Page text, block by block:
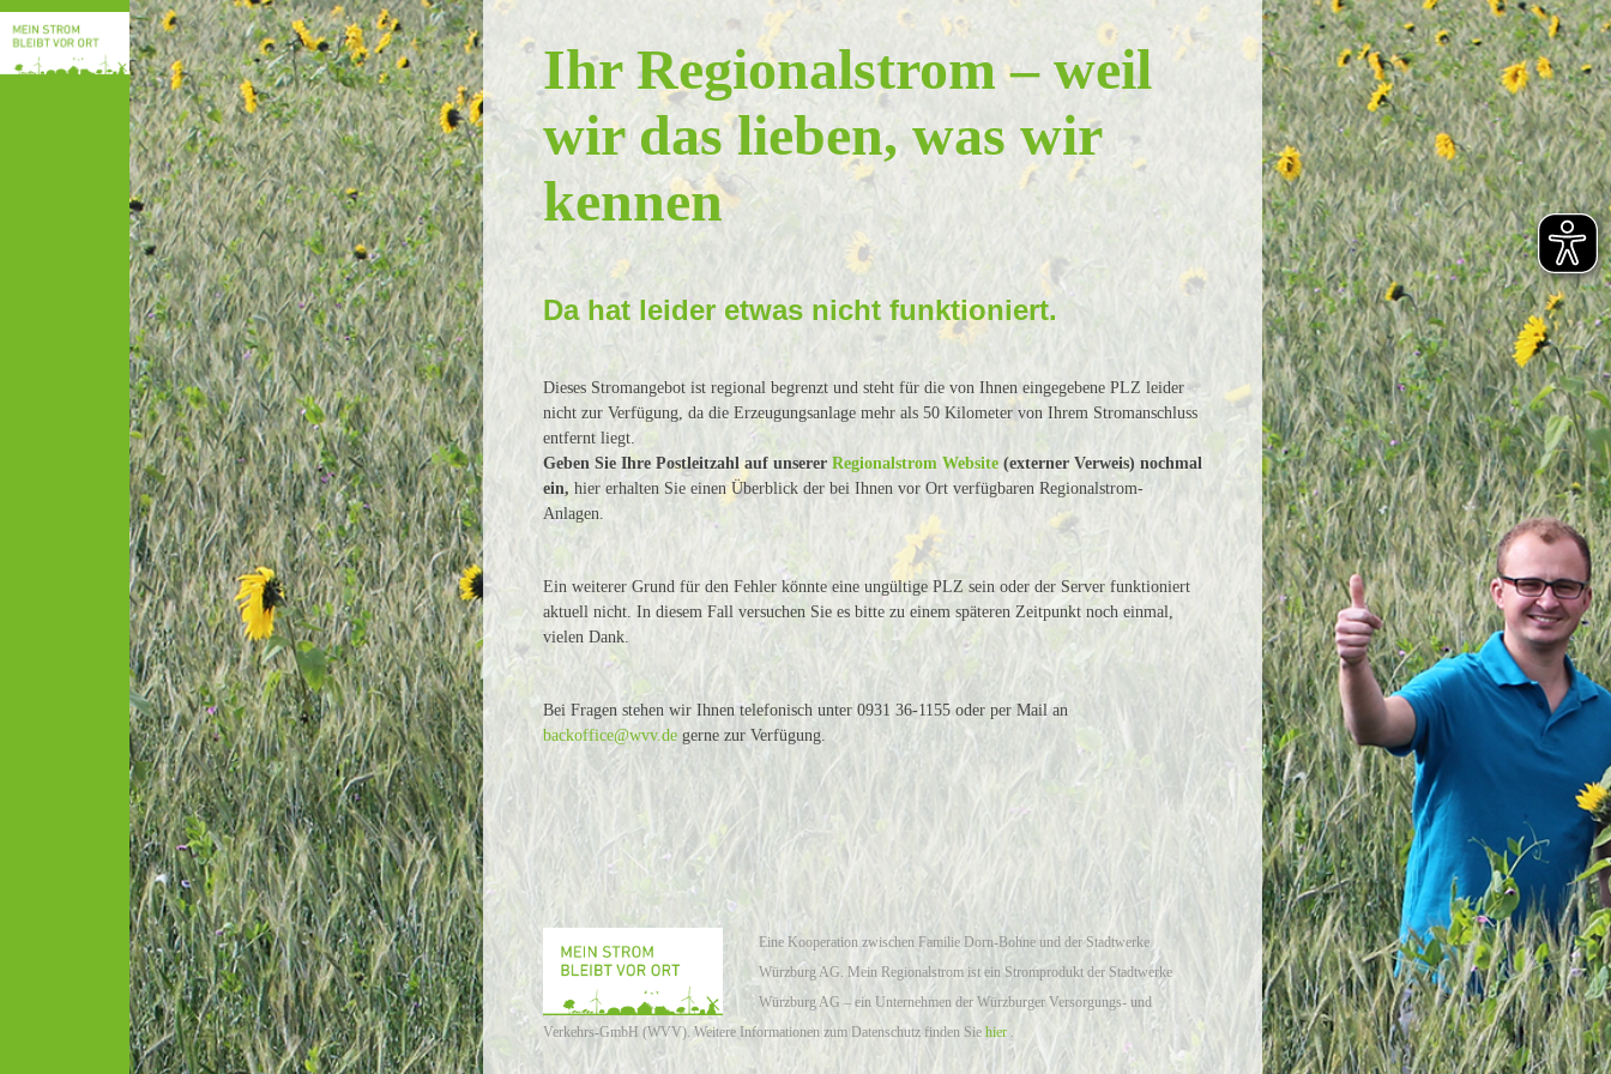
Ihr Regionalstrom – weil
wir das lieben, was wir
kennen
Da hat leider etwas nicht funktioniert.
Dieses Stromangebot ist regional begrenzt und steht für die von Ihnen eingegebene PLZ leider
nicht zur Verfügung, da die Erzeugungsanlage mehr als 50 Kilometer von Ihrem Stromanschluss
entfernt liegt.
Geben Sie Ihre Postleitzahl auf unsererRegionalstrom Website (externer Verweis) nochmal
ein, hier erhalten Sie einen Überblick der bei Ihnen vor Ort verfügbaren Regionalstrom-
Anlagen.
Ein weiterer Grund für den Fehler könnte eine ungültige PLZ sein oder der Server funktioniert
aktuell nicht. In diesem Fall versuchen Sie es bitte zu einem späteren Zeitpunkt noch einmal,
vielen Dank.
Bei Fragen stehen wir Ihnen telefonisch unter 0931 36-1155 oder per Mail an
backoffice@wvv.de gerne zur Verfügung.
Eine Kooperation zwischen Familie Dorn-Bohne und der Stadtwerke
Würzburg AG. Mein Regionalstrom ist ein Stromprodukt der Stadtwerke
Würzburg AG – ein Unternehmen der Würzburger Versorgungs- und
Verkehrs-GmbH (WVV). Weitere Informationen zum Datenschutz finden Siehier .